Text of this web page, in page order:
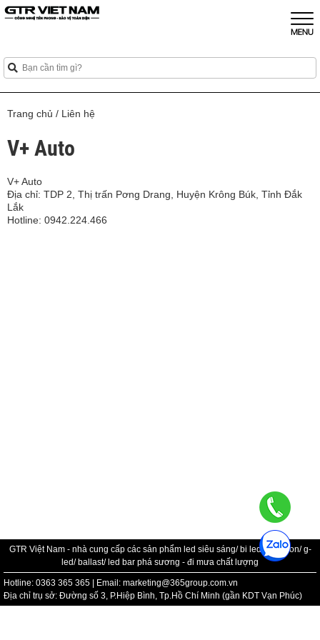
Trang chủ / Liên hệ
V+ Auto
V+ Auto
Địa chỉ: TDP 2, Thị trấn Pơng Drang, Huyện Krông Búk, Tỉnh Đắk
Lắk
Hotline: 0942.224.466
GTR Việt Nam - nhà cung cấp các sản phẩm led siêu sáng/ bi led/ bi xenon/ g-
led/ ballast/ led bar phá sương - đi mưa chất lượng
Hotline: 0363 365 365 | Email: marketing@365group.com.vn
Địa chỉ trụ sở: Đường số 3, P.Hiệp Bình, Tp.Hồ Chí Minh (gần KDT Vạn Phúc)